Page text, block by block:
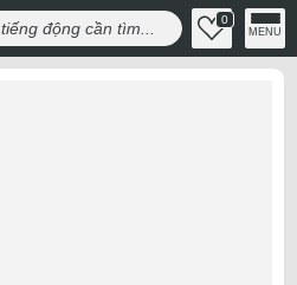
0
MENU